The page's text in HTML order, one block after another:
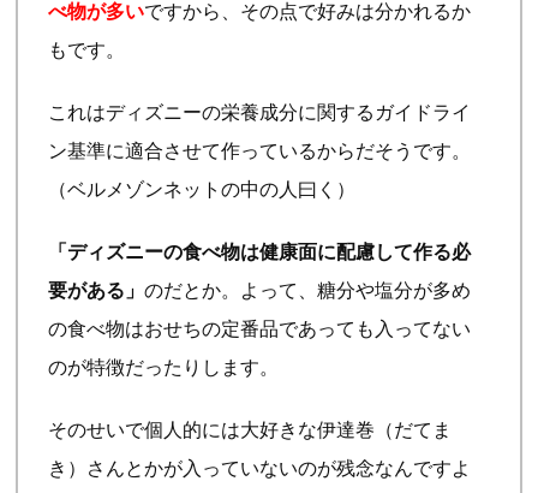
べ物が多いですから、その点で好みは分かれるか
もです。
これはディズニーの栄養成分に関するガイドライ
ン基準に適合させて作っているからだそうです。
（ベルメゾンネットの中の人曰く）
「ディズニーの食べ物は健康面に配慮して作る必
要がある」のだとか。よって、糖分や塩分が多め
の食べ物はおせちの定番品であっても入ってない
のが特徴だったりします。
そのせいで個人的には大好きな伊達巻（だてま
き）さんとかが入っていないのが残念なんですよ